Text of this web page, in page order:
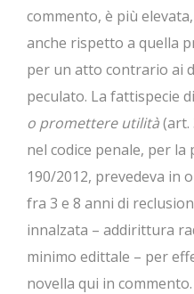
commento, è più
anche rispetto a quella
per un atto contrario ai
peculato. La fattispecie di
o promettere utilità(art.
nel codice penale, per la
190/2012, prevedeva in
fra 3 e 8 anni di
innalzata – addirittura
minimo edittale – per
novella qui in commento.